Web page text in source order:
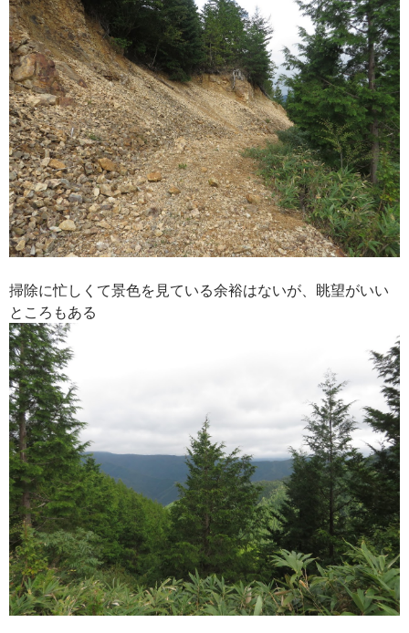
掃除に忙しくて景色を見ている余裕はないが、眺望がいい
ところもある